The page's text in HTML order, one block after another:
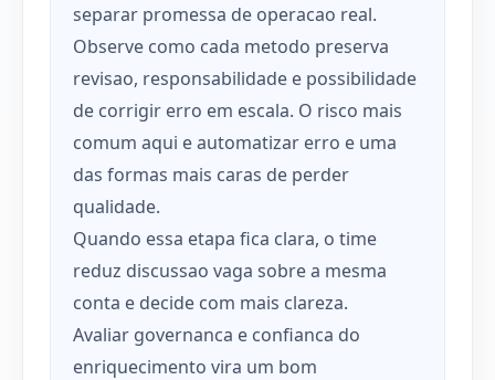
separar promessa de operacao real.
Observe como cada metodo preserva
revisao, responsabilidade e possibilidade
de corrigir erro em escala. O risco mais
comum aqui e automatizar erro e uma
das formas mais caras de perder
qualidade.
Quando essa etapa fica clara, o time
reduz discussao vaga sobre a mesma
conta e decide com mais clareza.
Avaliar governanca e confianca do
enriquecimento vira um bom